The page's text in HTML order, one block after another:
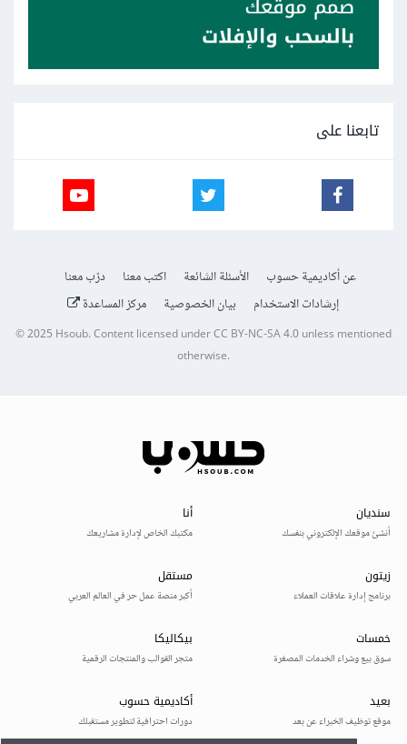
تابعنا على
عن أكاديمية حسوب الأسئلة الشائعة اكتب معنا
درّب معنا
إرشادات الاستخدام
بيان الخصوصية مركز المساعدة
© 2025Hsoub.Content licensed underCC BY-NC-SA 4.0unless mentioned
otherwise.